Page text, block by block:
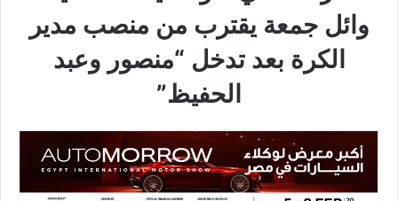
وائل جمعة يقترب من منصب مدير
الكرة بعد تدخل “منصور وعبد
الحفيظ”